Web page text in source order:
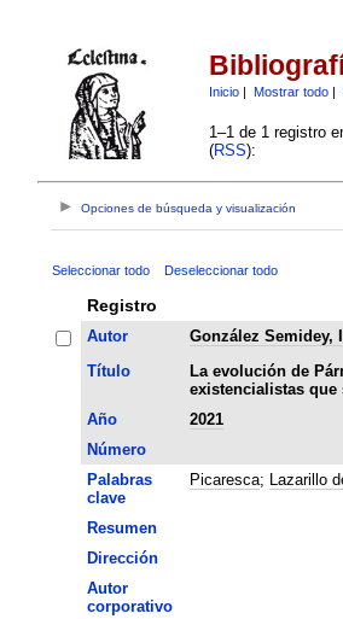
Inicio| Mostrar todo|
1–1 de 1 registro
(RSS):
Opciones de búsqueda y visualización
Seleccionar todo Deseleccionar todo
Registro
Autor
González Semidey,
Título
La evolución de
existencialistas que
Año
2021
Número
Palabras
clave
Picaresca; Lazarillo
Resumen
Dirección
Autor
corporativo